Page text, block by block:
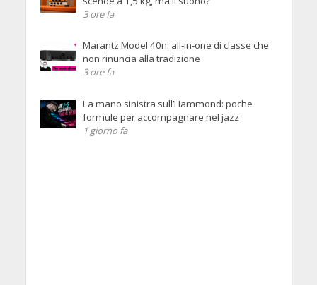
3 ore fa
Marantz Model 40n: all-in-one di classe che
non rinuncia alla tradizione
3 ore fa
La mano sinistra sull’Hammond: poche
formule per accompagnare nel jazz
1 giorno fa